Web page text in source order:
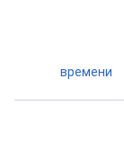
времени